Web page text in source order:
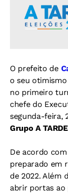
O prefeito de
o seu
no primeiro
chefe do
segunda-feira,
Grupo A TARDE
De acordo
preparado em
de 2022. Além
abrir portas ao